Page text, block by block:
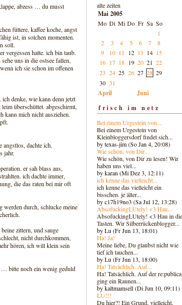
abzess … du musst
füttere, kaffee koche, angst
ist, in solchen momenten.
soll.
vergessen hatte. ich bin taub.
uns in die ostsee fallen,
ich sie schon im offenen
ich denke, wie kann denn jetzt
überschüttet. abgeschirmt,
kann mich nicht ausziehen.
dachte ich.
jahr.
er sah blass aus,
ich dachte immer,
die das raten bei mir oft
werden durch, schlucke meine
zittern, und sauge
nicht durchkommen,
hören, ich will klein sein
bitte noch ein wenig geduld
alte zeiten
Mai 2005
Mo Di Mi Do Fr Sa So
1
2
3 4 5 6 7
8
9
10 11 12 13 14 15
16 17 18 19 20 21 22
23 24 25 26 27 28 29
30 31
April
Juni
frisch im netz
Bei einem Urgestein von...
Bei einem Urgestein von
Kleinbloggersdorf findet sich...
by texas-jim (So Jan 4, 20:08)
Wie schön, von Dir...
Wie schön, von Dir zu lesen! Wir
haben uns viel...
by karan (Mi Dez 3, 12:11)
ich kenne das vielleicht...
ich kenne das vielleicht ein
bisschen. je älter...
by c17h19no3 (Sa Jul 12, 13:28)
AbsofuckingLUtely! <3 Hau...
AbsofuckingLUtely! <3 Hau in die
Tasten. Wir Silberrückenblogger...
by Lu (Fr Jun 13, 18:01)
Ha! Ja!
Meine liebe, Du glaubst nicht wie
tief ich tauchen...
by Lu (Fr Jun 13, 18:00)
Ha! Tatsächlich. Auf...
Ha! Tatsächlich. Auf der re:publica
ging ein Raunen...
by kaltmamsell (Di Jun 10, 09:11)
LU!!!
Du hier?! Ein Grund, vielleicht,